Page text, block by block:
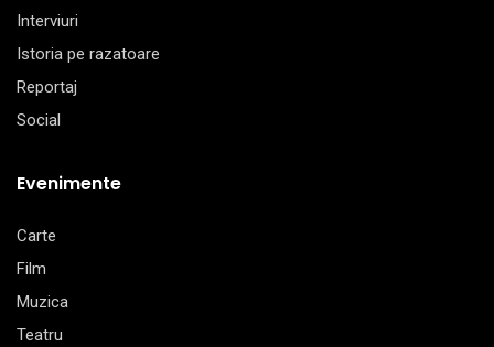
Interviuri
Istoria pe razatoare
Reportaj
Social
Evenimente
Carte
Film
Muzica
Teatru